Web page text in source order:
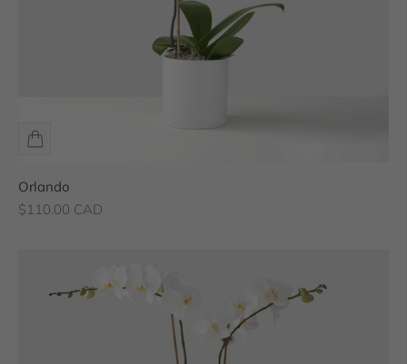
Orlando
Prix de vente
$110.00 CAD